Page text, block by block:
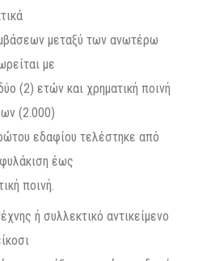
μεταξύ των ανωτέρω
με
(2) ετών και χρηματική ποινή
(2.000)
εδαφίου τελέστηκε από
έως
ποινή.
ή συλλεκτικό αντικείμενο